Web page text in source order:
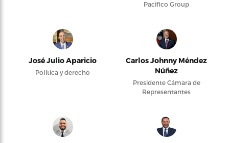
Pacifico Group
José Julio Aparicio
Política y derecho
Carlos Johnny Méndez
Núñez
Presidente Cámara de
Representantes